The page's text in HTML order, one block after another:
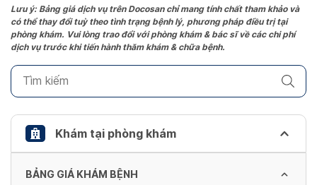
the
question
mark
to
keyboard
shortcuts
changing
Lưu ý: Bảng giá dịch vụ trên Docosan chỉ mang tính chất tham khảo và
có thể thay đổi tuỳ theo tình trạng bệnh lý, phương pháp điều trị tại
phòng khám. Vui lòng trao đổi với phòng khám & bác sĩ về các chi phí
dịch vụ trước khi tiến hành thăm khám & chữa bệnh.
Khám tại phòng khám
BẢNG GIÁ KHÁM BỆNH